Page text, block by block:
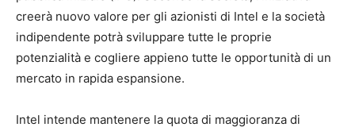
creerà nuovo valore per gli azionisti di Intel e la società
indipendente potrà sviluppare tutte le proprie
potenzialità e cogliere appieno tutte le opportunità di un
mercato in rapida espansione.
Intel intende mantenere la quota di maggioranza di